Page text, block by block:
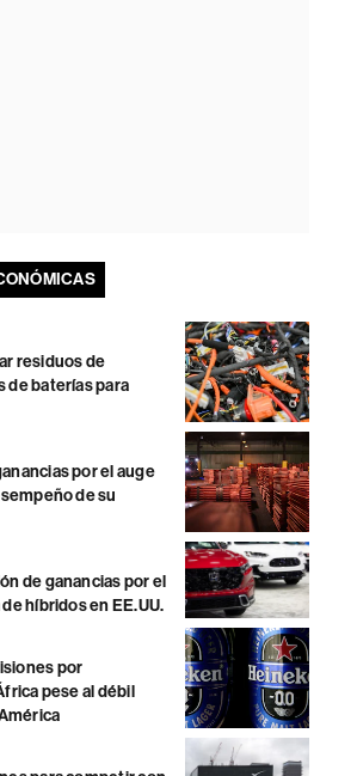
residuos de
de baterías para
por el auge
de su
de ganancias por el
híbridos en EE.UU.
por
pese al débil